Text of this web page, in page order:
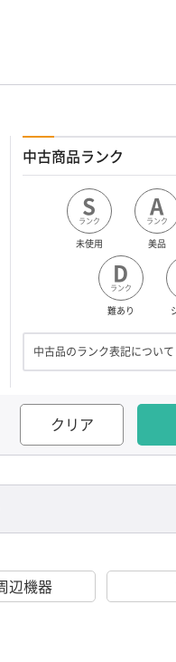
中古商品ランク
S
ランク
未使用
A
ランク
美品
D
ランク
難あり
中古品のランク表記について
クリア
辺機器